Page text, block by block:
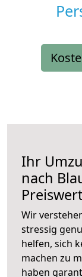
Ihr
nach
Preiswert
Wir
stressig
helfen, sich
machen zu
haben